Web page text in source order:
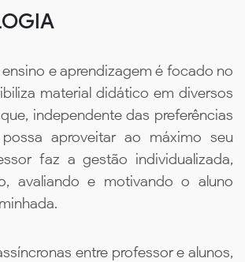
e aprendizagem é focado no
material didático em diversos
independente das preferências
aproveitar ao máximo seu
faz a gestão individualizada,
avaliando e motivando o aluno
entre professor e alunos,